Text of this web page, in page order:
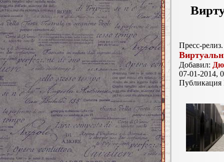
Пресс-релиз.
Добавил:
07-01-2014,